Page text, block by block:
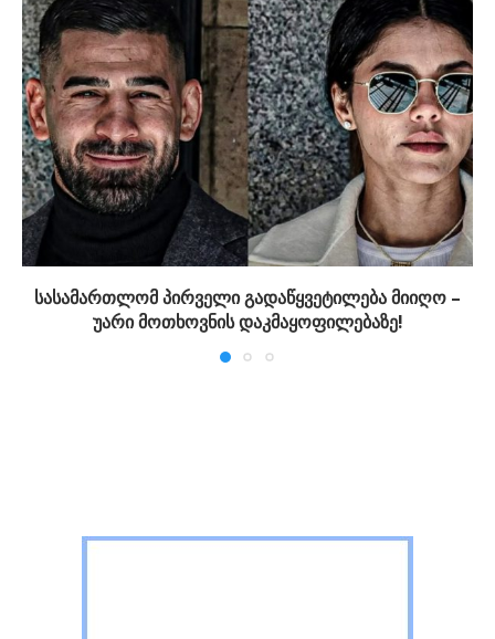
სასამართლომ პირველი გადაწყვეტილება მიიღო –
უარი მოთხოვნის დაკმაყოფილებაზე!